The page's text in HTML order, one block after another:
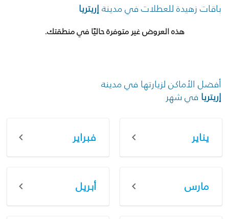
باقات زهيدة للعطلات في مدينة إريتريا
هذه العروض غير متوفرة حاليًا في منطقتك.
أفضل الأماكن لزيارتها في مدينة
إريتريا في شهر
يناير فبراير
مارس أبريل